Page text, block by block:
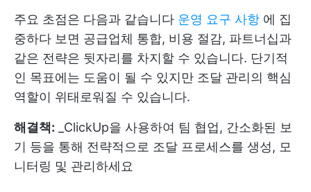
주요 초점은 다음과 같습니다 운영 요구 사항 에 집
중하다 보면 공급업체 통합, 비용 절감, 파트너십과
같은 전략은 뒷자리를 차지할 수 있습니다. 단기적
인 목표에는 도움이 될 수 있지만 조달 관리의 핵심
역할이 위태로워질 수 있습니다.
해결책: _ClickUp을 사용하여 팀 협업, 간소화된 보
기 등을 통해 전략적으로 조달 프로세스를 생성, 모
니터링 및 관리하세요